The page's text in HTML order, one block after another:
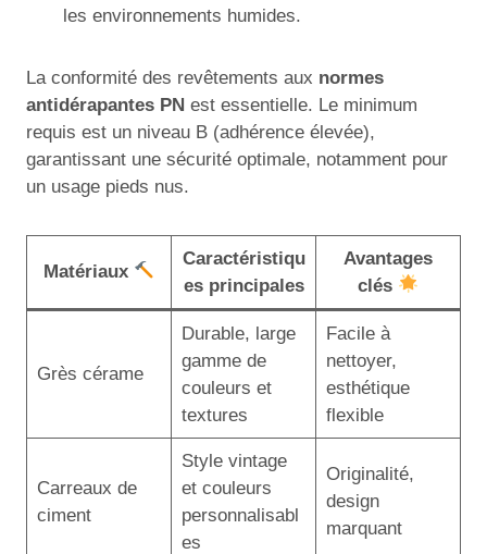
les environnements humides.
La conformité des revêtements aux normes
antidérapantes PN est essentielle. Le minimum
requis est un niveau B (adhérence élevée),
garantissant une sécurité optimale, notamment pour
un usage pieds nus.
Matériaux
Caractéristiqu
es principales
Avantages
clés
Grès cérame
Durable, large
gamme de
couleurs et
textures
Facile à
nettoyer,
esthétique
flexible
Carreaux de
ciment
Style vintage
et couleurs
personnalisabl
es
Originalité,
design
marquant